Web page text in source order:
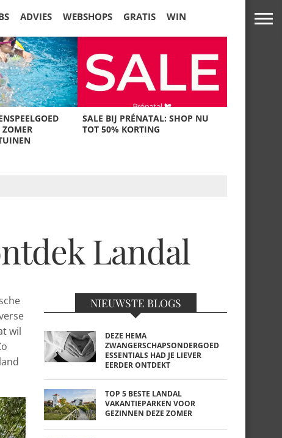
ADVIES WEBSHOPS GRATIS WIN
ZOMER
SALE BIJ PRÉNATAL: SHOP NU
TOT 50% KORTING
Landal
wil
NIEUWSTE BLOGS
DEZE HEMA
ZWANGERSCHAPSONDERGOED
ESSENTIALS HAD JE LIEVER
EERDER ONTDEKT
TOP 5 BESTE LANDAL
VAKANTIEPARKEN VOOR
GEZINNEN DEZE ZOMER